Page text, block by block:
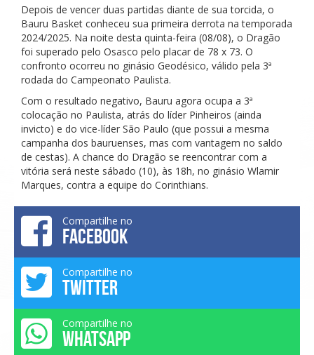
Depois de vencer duas partidas diante de sua torcida, o
Bauru Basket conheceu sua primeira derrota na temporada
2024/2025. Na noite desta quinta-feira (08/08), o Dragão
foi superado pelo Osasco pelo placar de 78 x 73. O
confronto ocorreu no ginásio Geodésico, válido pela 3ª
rodada do Campeonato Paulista.
Com o resultado negativo, Bauru agora ocupa a 3ª
colocação no Paulista, atrás do líder Pinheiros (ainda
invicto) e do vice-líder São Paulo (que possui a mesma
campanha dos bauruenses, mas com vantagem no saldo
de cestas). A chance do Dragão se reencontrar com a
vitória será neste sábado (10), às 18h, no ginásio Wlamir
Marques, contra a equipe do Corinthians.
Compartilhe no
FACEBOOK
Compartilhe no
TWITTER
Compartilhe no
WHATSAPP